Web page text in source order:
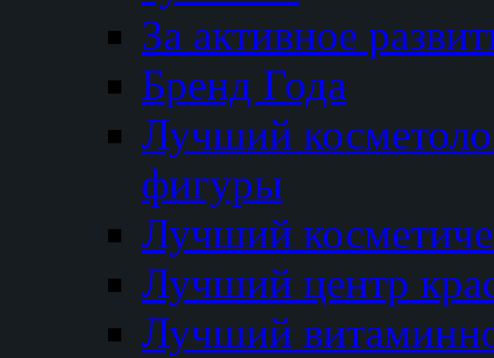
За активное
Бренд Года
Лучший
фигуры
Лучший
Лучший центр
Лучший